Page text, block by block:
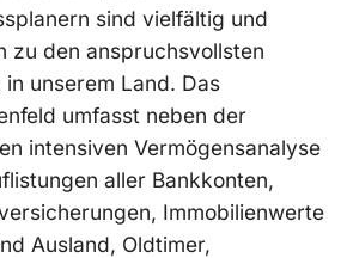
sind vielfältig und
zu den anspruchsvollsten
in unserem Land. Das
umfasst neben der
intensiven Vermögensanalyse
aller Bankkonten,
Immobilienwerte
Ausland, Oldtimer,